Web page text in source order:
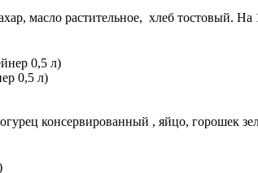
масло растительное, хлеб тостовый.
0,5 л)
консервированный , яйцо, горошек